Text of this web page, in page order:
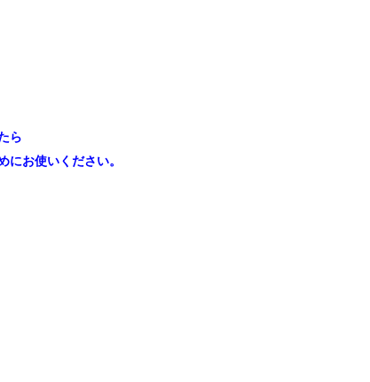
ら
にお使いください。